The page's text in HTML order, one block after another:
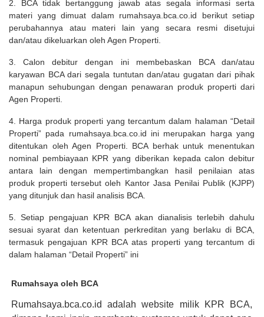
2. BCA tidak bertanggung jawab atas segala informasi serta
materi yang dimuat dalam rumahsaya.bca.co.id berikut setiap
perubahannya atau materi lain yang secara resmi disetujui
dan/atau dikeluarkan oleh Agen Properti.
3. Calon debitur dengan ini membebaskan BCA dan/atau
karyawan BCA dari segala tuntutan dan/atau gugatan dari pihak
manapun sehubungan dengan penawaran produk properti dari
Agen Properti.
4. Harga produk properti yang tercantum dalam halaman “Detail
Properti” pada rumahsaya.bca.co.id ini merupakan harga yang
ditentukan oleh Agen Properti. BCA berhak untuk menentukan
nominal pembiayaan KPR yang diberikan kepada calon debitur
antara lain dengan mempertimbangkan hasil penilaian atas
produk properti tersebut oleh Kantor Jasa Penilai Publik (KJPP)
yang ditunjuk dan hasil analisis BCA.
5. Setiap pengajuan KPR BCA akan dianalisis terlebih dahulu
sesuai syarat dan ketentuan perkreditan yang berlaku di BCA,
termasuk pengajuan KPR BCA atas properti yang tercantum di
dalam halaman “Detail Properti” ini
Rumahsaya oleh BCA
Rumahsaya.bca.co.id adalah website milik KPR BCA,